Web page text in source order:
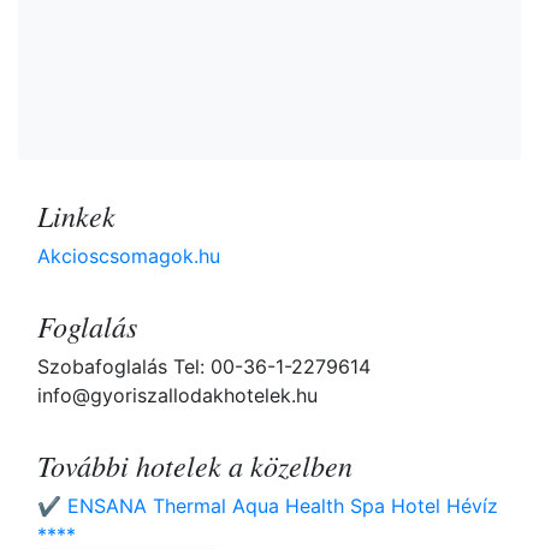
Linkek
Akcioscsomagok.hu
Foglalás
Szobafoglalás Tel: 00-36-1-2279614
info@gyoriszallodakhotelek.hu
További hotelek a közelben
✔️ ENSANA Thermal Aqua Health Spa Hotel Hévíz
****